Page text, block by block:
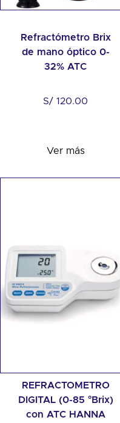
Refractómetro Brix
de mano óptico 0-
32% ATC
S/ 120.00
Ver más
REFRACTOMETRO
DIGITAL (0-85 °Brix)
con ATC HANNA